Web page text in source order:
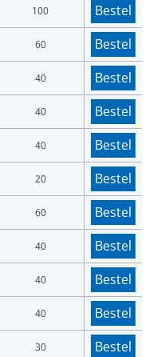
100 Bestel
60 Bestel
40 Bestel
40 Bestel
40 Bestel
20 Bestel
60 Bestel
40 Bestel
40 Bestel
40 Bestel
30 Bestel